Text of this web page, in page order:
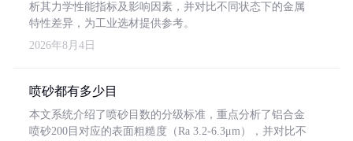
析其力学性能指标及影响因素，并对比不同状态下的金属
特性差异，为工业选材提供参考。
2026年8月4日
喷砂都有多少目
本文系统介绍了喷砂目数的分级标准，重点分析了铝合金
喷砂200目对应的表面粗糙度（Ra 3.2-6.3μm），并对比不